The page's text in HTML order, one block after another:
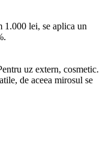
1.000 lei, se aplica un
uz extern, cosmetic.
de aceea mirosul se